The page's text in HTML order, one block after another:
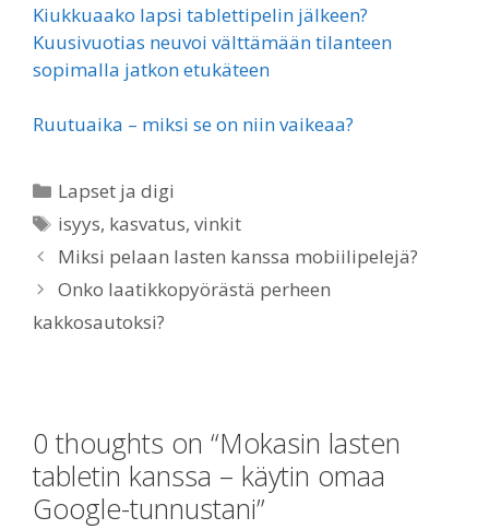
Kiukkuaako lapsi tablettipelin jälkeen?
Kuusivuotias neuvoi välttämään tilanteen
sopimalla jatkon etukäteen
Ruutuaika – miksi se on niin vaikeaa?
Categories
Lapset ja digi
Tags
isyys, kasvatus,vinkit
Miksi pelaan lasten kanssa mobiilipelejä?
Onko laatikkopyörästä perheen
kakkosautoksi?
0 thoughts on “Mokasin lasten
tabletin kanssa – käytin omaa
Google-tunnustani”